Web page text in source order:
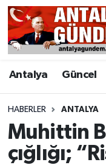
Antalya Güncel
HABERLER ANTALYA
Muhittin
çığlığı;
Antalya
Asayiş
Bilim &
Bölge
Antalya
Antalya Hava
Antalya
Antalya Trafik